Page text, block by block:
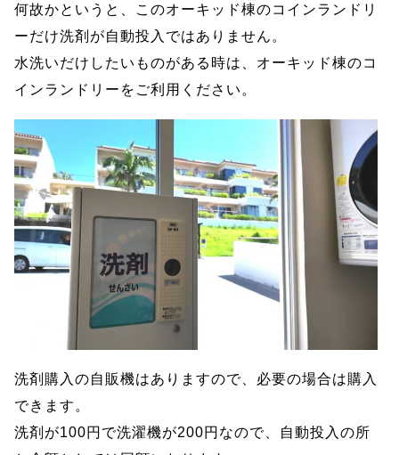
何故かというと、このオーキッド棟のコインランドリ
ーだけ洗剤が自動投入ではありません。
水洗いだけしたいものがある時は、オーキッド棟のコ
インランドリーをご利用ください。
洗剤購入の自販機はありますので、必要の場合は購入
できます。
洗剤が100円で洗濯機が200円なので、自動投入の所